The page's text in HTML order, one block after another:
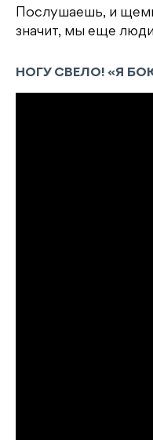
Послушаешь, и
значит, мы еще
НОГУ СВЕЛО! «Я